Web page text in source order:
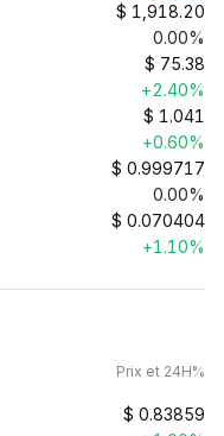
$ 1,918.20
0.00%
$ 75.38
+2.40%
$ 1.041
+0.60%
$ 0.999717
0.00%
$ 0.070404
+1.10%
Prix et 24H%
$ 0.83859